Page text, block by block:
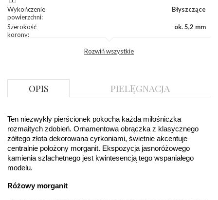
Wykończenie
powierzchni:
Błyszczące
Szerokość
korony:
ok. 5,2 mm
Szerokość szyny
Rodzaje
kamieni:
Cyrkonia,Morganit
Liczba kamieni : Cyrkonia - 42 szt., Morganit - 1 szt.
Szlif kamieni: Fasetowy okrągła,Fasetowy okrągły
Masa kamieni
(łącznie)
ok. 0.336 ct.,ok. 0.45 ct.
INNE PARAMETRY
Rozwiń wszystkie
OPIS PIELĘGNACJA
Ten niezwykły pierścionek pokocha każda miłośniczka
rozmaitych zdobień. Ornamentowa obrączka z klasycznego
żółtego złota dekorowana cyrkoniami, świetnie akcentuje
centralnie położony morganit. Ekspozycja jasnoróżowego
kamienia szlachetnego jest kwintesencją tego wspaniałego
modelu.
Różowy morganit